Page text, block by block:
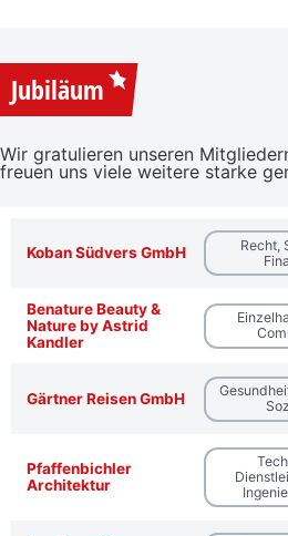
Jubiläum
Wir gratulieren unseren
freuen uns viele weitere starke
Koban Südvers GmbH
Recht,
Benature Beauty &
Nature by Astrid
Kandler
Gärtner Reisen GmbH
Pfaffenbichler
Architektur